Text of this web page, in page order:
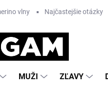
vlny Najčastejšie otázky
MUŽI ZĽAVY